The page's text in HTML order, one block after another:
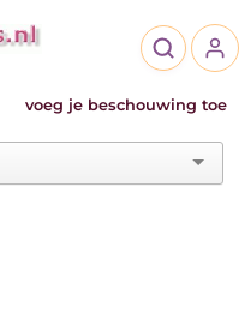
voeg je beschouwing toe